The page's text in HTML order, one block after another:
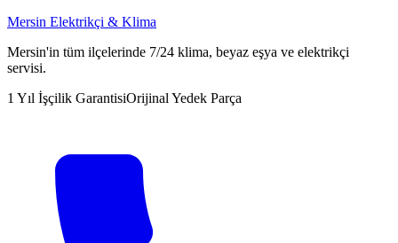
Mersin Elektrikçi & Klima
Mersin'in tüm ilçelerinde 7/24 klima, beyaz eşya ve elektrikçi
servisi.
1 Yıl İşçilik GarantisiOrijinal Yedek Parça